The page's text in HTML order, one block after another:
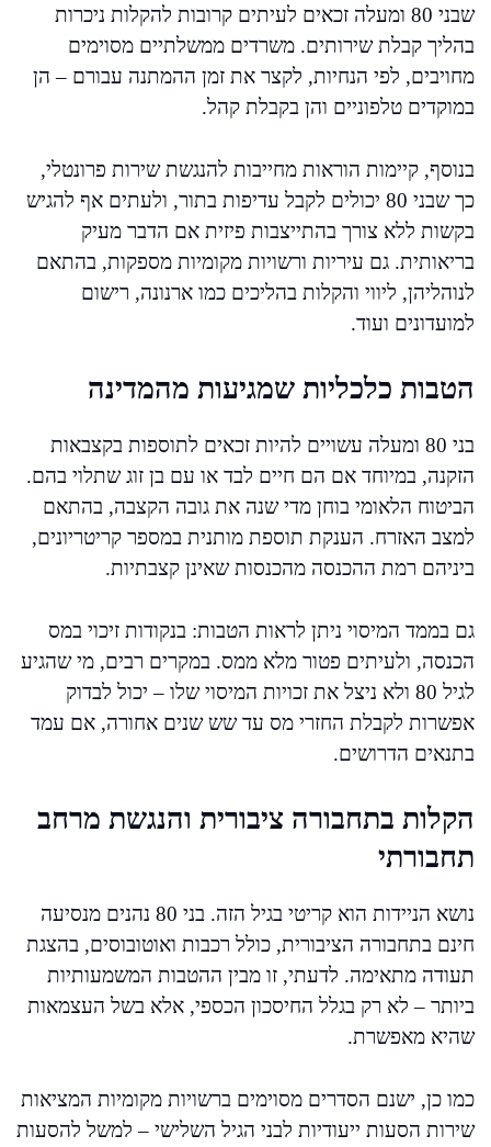
שבני 80 ומעלה זכאים לעיתים קרובות להקלות ניכרות
בהליך קבלת שירותים. משרדים ממשלתיים מסוימים
מחויבים, לפי הנחיות, לקצר את זמן ההמתנה עבורם – הן
במוקדים טלפוניים והן בקבלת קהל.
בנוסף, קיימות הוראות מחייבות להנגשת שירות פרונטלי,
כך שבני 80 יכולים לקבל עדיפות בתור, ולעתים אף להגיש
בקשות ללא צורך בהתייצבות פיזית אם הדבר מעיק
בריאותית. גם עיריות ורשויות מקומיות מספקות, בהתאם
לנוהליהן, ליווי והקלות בהליכים כמו ארנונה, רישום
למועדונים ועוד.
הטבות כלכליות שמגיעות מהמדינה
בני 80 ומעלה עשויים להיות זכאים לתוספות בקצבאות
הזקנה, במיוחד אם הם חיים לבד או עם בן זוג שתלוי בהם.
הביטוח הלאומי בוחן מדי שנה את גובה הקצבה, בהתאם
למצב האזרח. הענקת תוספת מותנית במספר קריטריונים,
ביניהם רמת ההכנסה מהכנסות שאינן קצבתיות.
גם בממד המיסוי ניתן לראות הטבות: בנקודות זיכוי במס
הכנסה, ולעיתים פטור מלא ממס. במקרים רבים, מי שהגיע
לגיל 80 ולא ניצל את זכויות המיסוי שלו – יכול לבדוק
אפשרות לקבלת החזרי מס עד שש שנים אחורה, אם עמד
בתנאים הדרושים.
הקלות בתחבורה ציבורית והנגשת מרחב
תחבורתי
נושא הניידות הוא קריטי בגיל הזה. בני 80 נהנים מנסיעה
חינם בתחבורה הציבורית, כולל רכבות ואוטובוסים, בהצגת
תעודה מתאימה. לדעתי, זו מבין ההטבות המשמעותיות
ביותר – לא רק בגלל החיסכון הכספי, אלא בשל העצמאות
שהיא מאפשרת.
כמו כן, ישנם הסדרים מסוימים ברשויות מקומיות המציאות
שירות הסעות ייעודיות לבני הגיל השלישי – למשל להסעות